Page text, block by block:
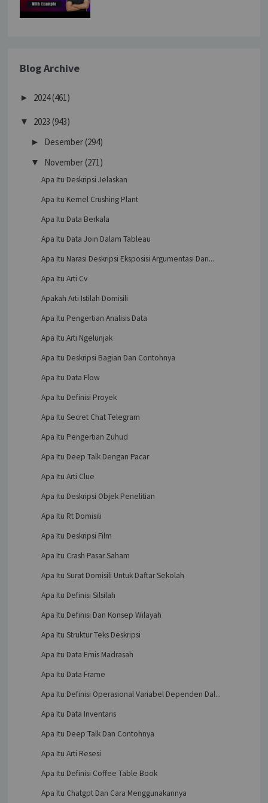
Blog Archive
► 2024(461)
▼ 2023 (943)
► Desember (294)
▼ November (271)
Apa Itu Deskripsi Jelaskan
Apa Itu Kernel Crushing Plant
Apa Itu Data Berkala
Apa Itu Data Join Dalam Tableau
Apa Itu Narasi Deskripsi Eksposisi Argumentasi Dan...
Apa Itu Arti Cv
Apakah Arti Istilah Domisili
Apa Itu Pengertian Analisis Data
Apa Itu Arti Ngelunjak
Apa Itu Deskripsi Bagian Dan Contohnya
Apa Itu Data Flow
Apa Itu Definisi Proyek
Apa Itu Secret Chat Telegram
Apa Itu Pengertian Zuhud
Apa Itu Deep Talk Dengan Pacar
Apa Itu Arti Clue
Apa Itu Deskripsi Objek Penelitian
Apa Itu Rt Domisili
Apa Itu Deskripsi Film
Apa Itu Crash Pasar Saham
Apa Itu Surat Domisili Untuk Daftar Sekolah
Apa Itu Definisi Silsilah
Apa Itu Definisi Dan Konsep Wilayah
Apa Itu Struktur Teks Deskripsi
Apa Itu Data Emis Madrasah
Apa Itu Data Frame
Apa Itu Definisi Operasional Variabel Dependen Dal...
Apa Itu Data Inventaris
Apa Itu Deep Talk Dan Contohnya
Apa Itu Arti Resesi
Apa Itu Definisi Coffee Table Book
Apa Itu Chatgpt Dan Cara Menggunakannya